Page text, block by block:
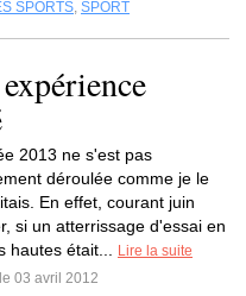
SPORTS, SPORT
2013 ne s'est pas
déroulée comme je le
En effet, courant juin
si un atterrissage d'essai en
hautes était...
Lire la suite
03 avril 2012